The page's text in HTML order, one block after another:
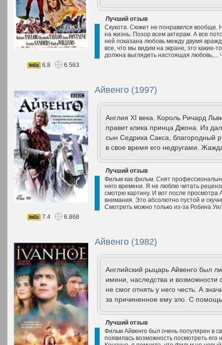
Лучший отзыв
Скукота. Сюжет не понравился вообще.
на жизнь. Позор всем актерам. А все
ней показана любовь между двумя
все, что мы видим на экране, это какие-
должна выглядеть настоящая любовь,...
6.8
6.563
Айвенго (1997)
Англия XI века. Король Ричард
правит клика принца Джона. Из
сын Седрика Сакса, благородный
в свое время его недругами.
Лучший отзыв
Фильм как фильм. Снят
него времени. Я не люблю читать
смотрю картину. И вот после
внимания. Это абсолютно пустой и
Смотреть можно только из-за Робина
7.4
6.868
Айвенго (1982)
Английский рыцарь Айвенго был
имени, наследства и возможности
не смог отнять у него честь. А
за причиненное ему зло. С
Лучший отзыв
Фильм Айвенго был очень популярен в
появилась возможность посмотреть